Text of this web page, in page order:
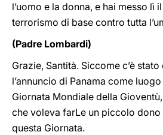
l’uomo e la donna, e hai messo lì
terrorismo di base contro tutta
(Padre Lombardi)
Grazie, Santità. Siccome c’è
l’annuncio di Panama come
Giornata Mondiale della
che voleva farLe un piccolo
questa Giornata.